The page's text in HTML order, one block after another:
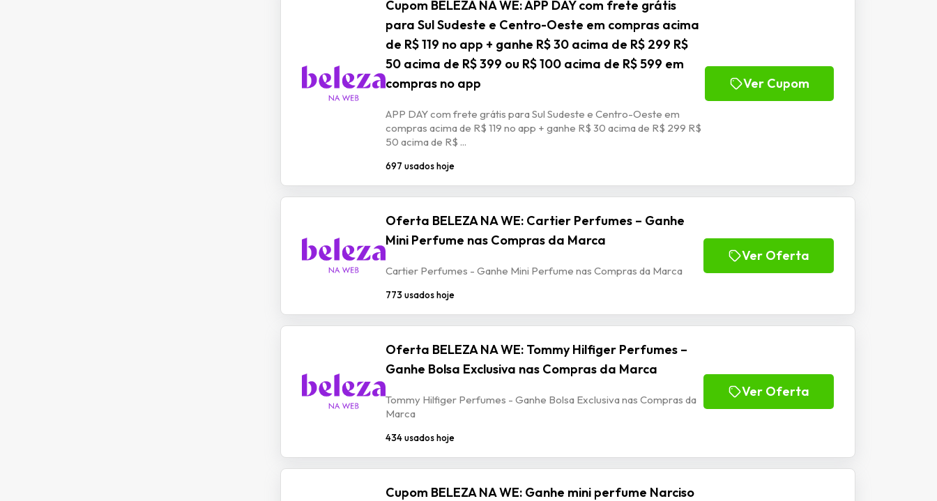
Cupom BELEZA NA WE: APP DAY com frete grátis
para Sul Sudeste e Centro-Oeste em compras acima
de R$ 119 no app + ganhe R$ 30 acima de R$ 299 R$
50 acima de R$ 399 ou R$ 100 acima de R$ 599 em
compras no app
APP DAY com frete grátis para Sul Sudeste e Centro-Oeste em
compras acima de R$ 119 no app + ganhe R$ 30 acima de R$ 299 R$
50 acima de R$ ...
697 usados hoje
Ver Cupom
Oferta BELEZA NA WE: Cartier Perfumes – Ganhe
Mini Perfume nas Compras da Marca
Cartier Perfumes - Ganhe Mini Perfume nas Compras da Marca
773 usados hoje
Ver Oferta
Oferta BELEZA NA WE: Tommy Hilfiger Perfumes –
Ganhe Bolsa Exclusiva nas Compras da Marca
Tommy Hilfiger Perfumes - Ganhe Bolsa Exclusiva nas Compras da
Marca
434 usados hoje
Ver Oferta
Cupom BELEZA NA WE: Ganhe mini perfume Narciso